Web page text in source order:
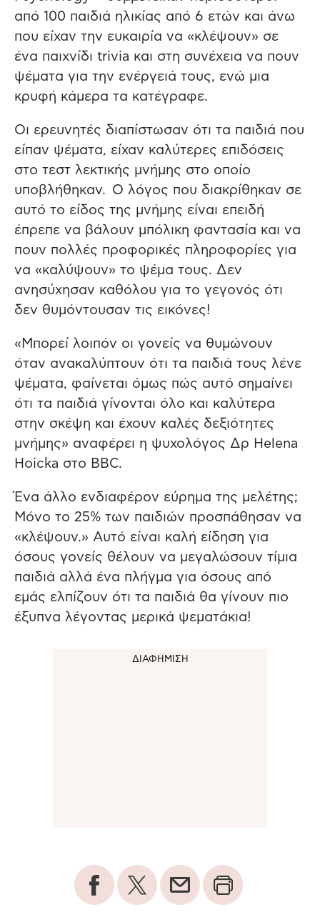
από 100 παιδιά ηλικίας από 6 ετών και άνω
που είχαν την ευκαιρία να «κλέψουν» σε
ένα παιχνίδι trivia και στη συνέχεια να πουν
ψέματα για την ενέργειά τους, ενώ μια
κρυφή κάμερα τα κατέγραφε.
Οι ερευνητές διαπίστωσαν ότι τα παιδιά που
είπαν ψέματα, είχαν καλύτερες επιδόσεις
στο τεστ λεκτικής μνήμης στο οποίο
υποβλήθηκαν. Ο λόγος που διακρίθηκαν σε
αυτό το είδος της μνήμης είναι επειδή
έπρεπε να βάλουν μπόλικη φαντασία και να
πουν πολλές προφορικές πληροφορίες για
να «καλύψουν» το ψέμα τους. Δεν
ανησύχησαν καθόλου για το γεγονός ότι
δεν θυμόντουσαν τις εικόνες!
«Μπορεί λοιπόν οι γονείς να θυμώνουν
όταν ανακαλύπτουν ότι τα παιδιά τους λένε
ψέματα, φαίνεται όμως πώς αυτό σημαίνει
ότι τα παιδιά γίνονται όλο και καλύτερα
στην σκέψη και έχουν καλές δεξιότητες
μνήμης» αναφέρει η ψυχολόγος Δρ Helena
Hoicka στο BBC.
Ένα άλλο ενδιαφέρον εύρημα της μελέτης;
Μόνο το 25% των παιδιών προσπάθησαν να
«κλέψουν.» Αυτό είναι καλή είδηση για
όσους γονείς θέλουν να μεγαλώσουν τίμια
παιδιά αλλά ένα πλήγμα για όσους από
εμάς ελπίζουν ότι τα παιδιά θα γίνουν πιο
έξυπνα λέγοντας μερικά ψεματάκια!